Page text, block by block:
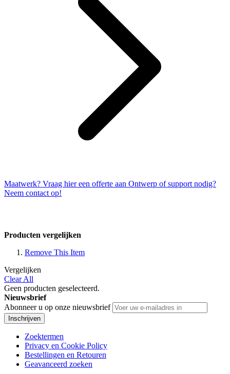
Maatwerk? Vraag hier een offerte aan Ontwerp of support nodig?
Neem contact op!
Producten vergelijken
Remove This Item
Vergelijken
Clear All
Geen producten geselecteerd.
Nieuwsbrief
Abonneer u op onze nieuwsbrief
Inschrijven
Zoektermen
Privacy en Cookie Policy
Bestellingen en Retouren
Geavanceerd zoeken